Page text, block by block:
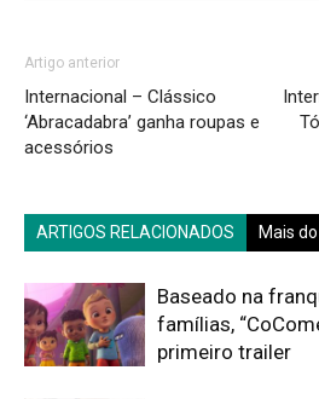
Artigo anterior
Internacional – Clássico
‘Abracadabra’ ganha roupas e
acessórios
ARTIGOS RELACIONADOS Mais
Baseado na
famílias,
primeiro trailer